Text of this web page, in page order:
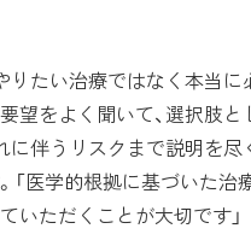
りたい治療ではなく本当に
望をよく聞いて、選択肢
に伴うリスクまで説明を
「医学的根拠に基づいた治
いただくことが大切です」